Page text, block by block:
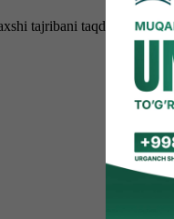
tajribani taqdim etish